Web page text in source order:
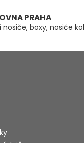
s
u
PRAHA
nosiče, boxy, nosiče kol